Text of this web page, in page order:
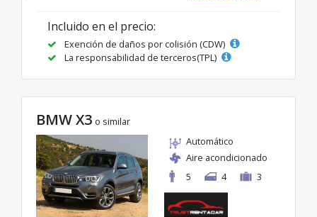
Incluido en el precio:
Exención de daños por colisión (CDW)
La responsabilidad de terceros(TPL)
BMW X3 o similar
Automático
Aire acondicionado
5
4 3